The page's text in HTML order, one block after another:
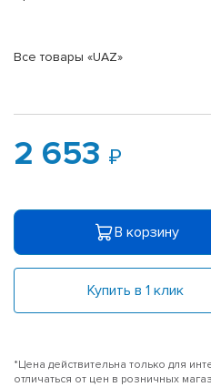
Все товары «UAZ»
2 653
В корзину
Купить в 1 клик
*Цена действительна только для
отличаться от цен в розничных